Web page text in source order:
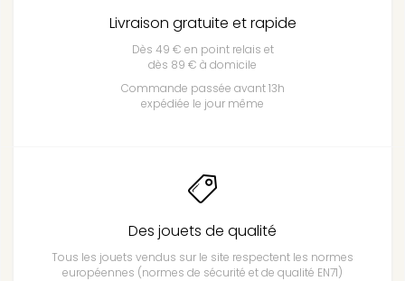
Livraison gratuite et rapide
Dès 49 € en point relais et
dès 89 € à domicile
Commande passée avant 13h
expédiée le jour même
Des jouets de qualité
Tous les jouets vendus sur le site respectent les normes
européennes (normes de sécurité et de qualité EN71)